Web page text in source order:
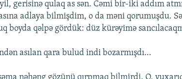
gerisinə qulaq as sən. Cəmi bir-iki addım
adlaya bilmişdim, o da məni qorumuşdu.
boyda qəlpə gördük: düz kürəyimə
asılan qara bulud indi bozarmışdı…